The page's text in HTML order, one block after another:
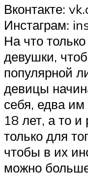
Вконтакте:
Инстаграм:
На что
девушки,
популярной
девицы
себя, едва им
18 лет, а то
только для
чтобы в их
можно